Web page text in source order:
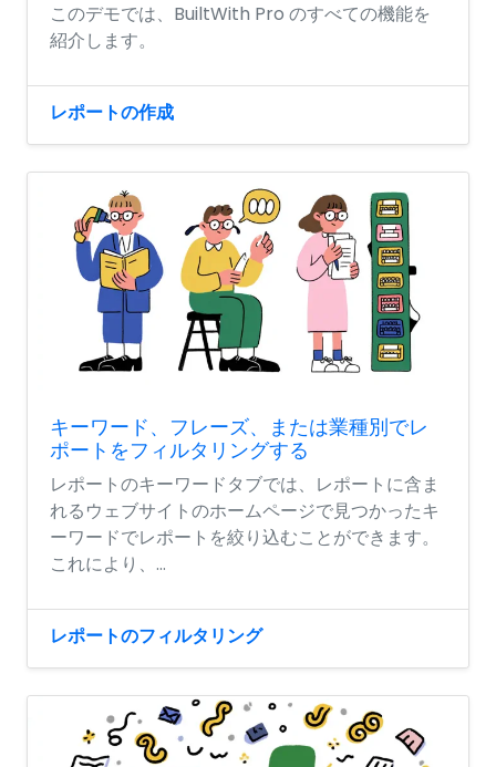
このデモでは、BuiltWith Pro のすべての機能を
紹介します。
レポートの作成
キーワード、フレーズ、または業種別でレ
ポートをフィルタリングする
レポートのキーワードタブでは、レポートに含ま
れるウェブサイトのホームページで見つかったキ
ーワードでレポートを絞り込むことができます。
これにより、...
レポートのフィルタリング